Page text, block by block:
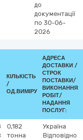
до
документації
по 30-06-
2026
КІЛЬКІСТЬ
/
ОД.ВИМІРУ
АДРЕСА
ДОСТАВКИ /
СТРОК
ПОСТАВКИ/
ВИКОНАННЯ
РОБІТ/
НАДАННЯ
ПОСЛУГ:
0,182
тонна
Україна
Відповідно